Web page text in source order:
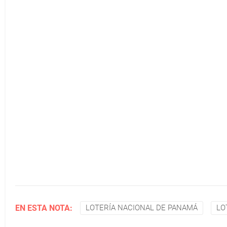
EN ESTA NOTA: LOTERÍA NACIONAL DE PANAMÁ